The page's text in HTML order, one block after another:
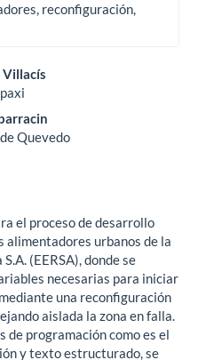
reconfiguración,
Quevedo
el proceso de desarrollo
alimentadores urbanos de la
(EERSA), donde se
necesarias para iniciar
una reconfiguración
aislada la zona en falla.
de programación como es el
y texto estructurado, se